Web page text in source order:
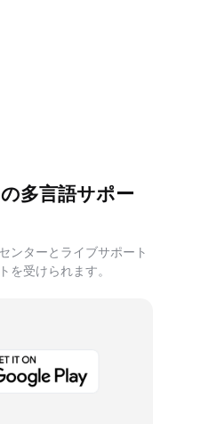
多言語サポー
ンターとライブサポート
を受けられます。